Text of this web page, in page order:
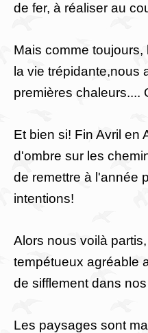
de fer, à réaliser au
Mais comme
la vie trépidante,nous
premières chaleurs....
Et bien si! Fin Avril en
d'ombre sur les
de remettre à l'année
intentions!
Alors nous voilà
tempétueux agréable
de sifflement dans
Les paysages sont